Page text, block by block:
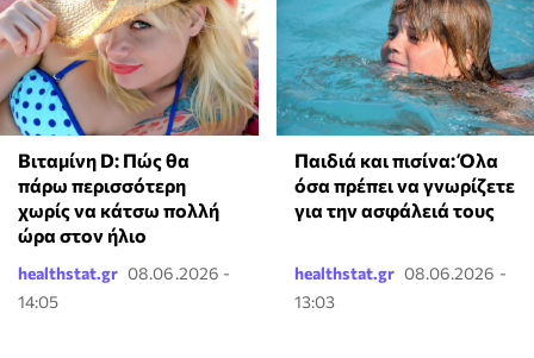
Βιταμίνη D: Πώς θα
πάρω περισσότερη
χωρίς να κάτσω πολλή
ώρα στον ήλιο
healthstat.gr 08.06.2026 -
14:05
Παιδιά και πισίνα: Όλα
όσα πρέπει να γνωρίζετε
για την ασφάλειά τους
healthstat.gr 08.06.2026 -
13:03